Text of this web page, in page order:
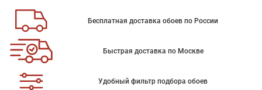
Бесплатная доставка обоев по России
Быстрая доставка по Москве
Удобный фильтр подбора обоев